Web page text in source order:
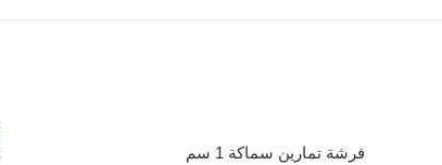
فرشة تمارين سماكة 1 سم